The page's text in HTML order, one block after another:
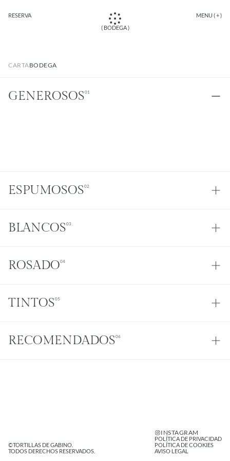
CARTABODEGA
GENEROSOS01
ESPUMOSOS02
BLANCOS03
ROSADO04
TINTOS05
RECOMENDADOS06
©TORTILLAS DE GABINO.
TODOS DERECHOS RESERVADOS.
INSTAGRAM
POLÍTICA DE PRIVACIDAD
POLÍTICA DE COOKIES
AVISO LEGAL
RESERVA
( BODEGA )
MENU ( + )